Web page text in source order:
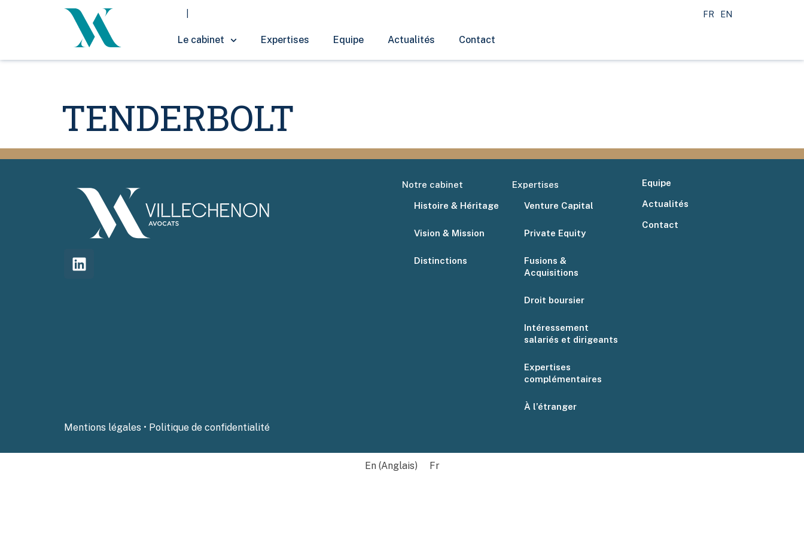
EN
FR
Le cabinet Expertises Equipe Actualités Contact
TENDERBOLT
Notre cabinet
Histoire & Héritage
Vision & Mission
Distinctions
Expertises
Venture Capital
Private Equity
Fusions &
Acquisitions
Droit boursier
Intéressement
salariés et dirigeants
Expertises
complémentaires
À l’étranger
Equipe
Actualités
Contact
Mentions légales • Politique de confidentialité
En(Anglais) Fr